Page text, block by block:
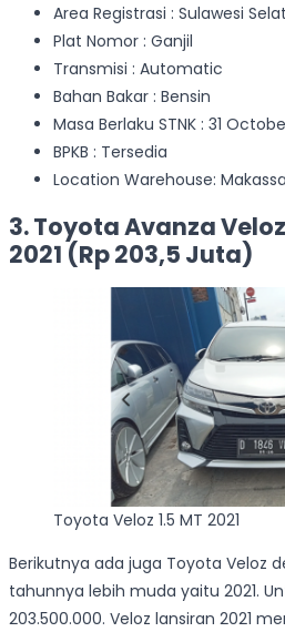
Area Registrasi : Sulawesi
Plat Nomor : Ganjil
Transmisi : Automatic
Bahan Bakar : Bensin
Masa Berlaku STNK : 31
BPKB : Tersedia
Location Warehouse:
3. Toyota Avanza
2021 (Rp 203,5 Juta)
Toyota Veloz 1.5 MT 2021
Berikutnya ada juga Toyota Veloz
tahunnya lebih muda yaitu 2021.
203.500.000. Veloz lansiran 2021